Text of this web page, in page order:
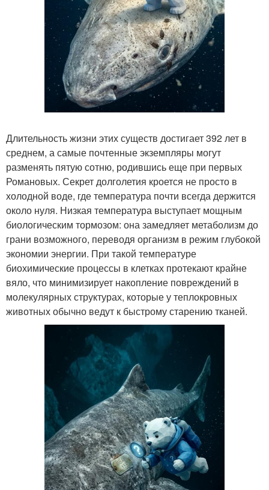
Длительность жизни этих существ достигает 392 лет в
среднем, а самые почтенные экземпляры могут
разменять пятую сотню, родившись еще при первых
Романовых. Секрет долголетия кроется не просто в
холодной воде, где температура почти всегда держится
около нуля. Низкая температура выступает мощным
биологическим тормозом: она замедляет метаболизм до
грани возможного, переводя организм в режим глубокой
экономии энергии. При такой температуре
биохимические процессы в клетках протекают крайне
вяло, что минимизирует накопление повреждений в
молекулярных структурах, которые у теплокровных
животных обычно ведут к быстрому старению тканей.